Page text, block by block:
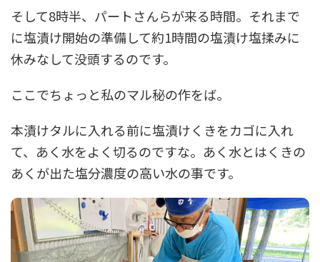
そして8時半、パートさんらが来る時間。それまで
に塩漬け開始の準備して約1時間の塩漬け塩揉みに
休みなして没頭するのです。
ここでちょっと私のマル秘の作をば。
本漬けタルに入れる前に塩漬けくきをカゴに入れ
て、あく水をよく切るのですな。あく水とはくきの
あくが出た塩分濃度の高い水の事です。